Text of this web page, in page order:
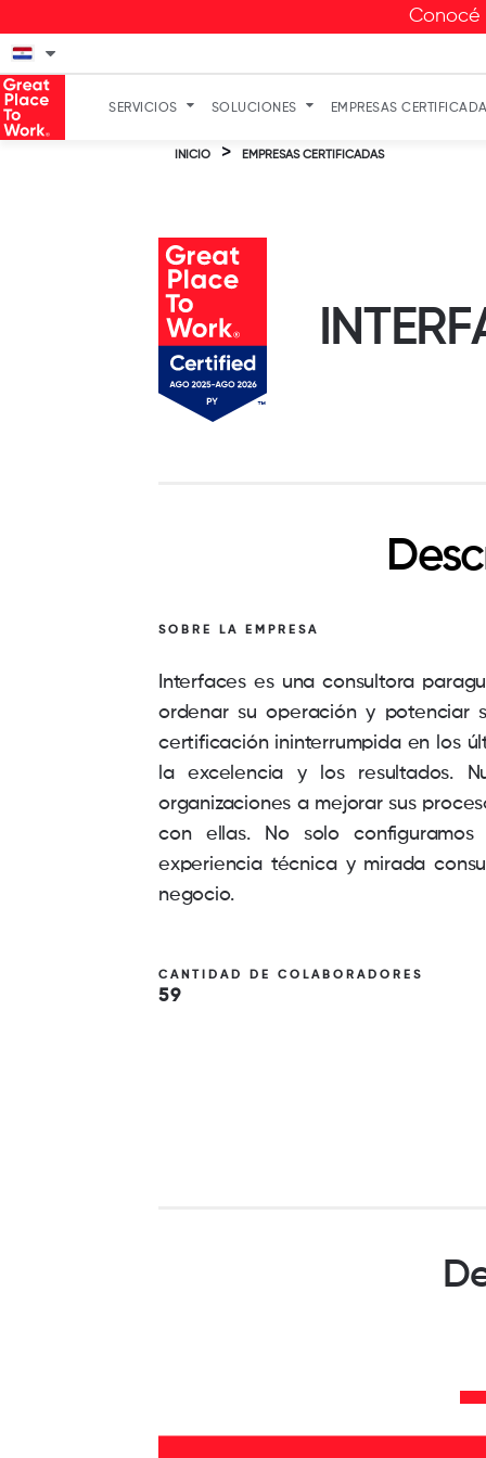
Conocé
SERVICIOS SOLUCIONES EMPRESAS
INICIO > EMPRESAS CERTIFICADAS
SOBRE LA EMPRESA
Interfaces es una consultora
ordenar su operación y potenciar
certificación ininterrumpida en los
la excelencia y los resultados.
organizaciones a mejorar sus
con ellas. No solo configuramos
experiencia técnica y mirada
negocio.
CANTIDAD DE COLABORADORES
59